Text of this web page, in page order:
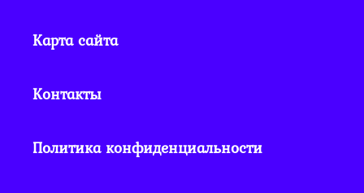
Карта сайта
Контакты
Политика конфиденциальности